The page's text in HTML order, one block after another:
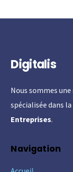
Digitalis
Nous sommes
spécialisée dans la
Entreprises.
Navigation